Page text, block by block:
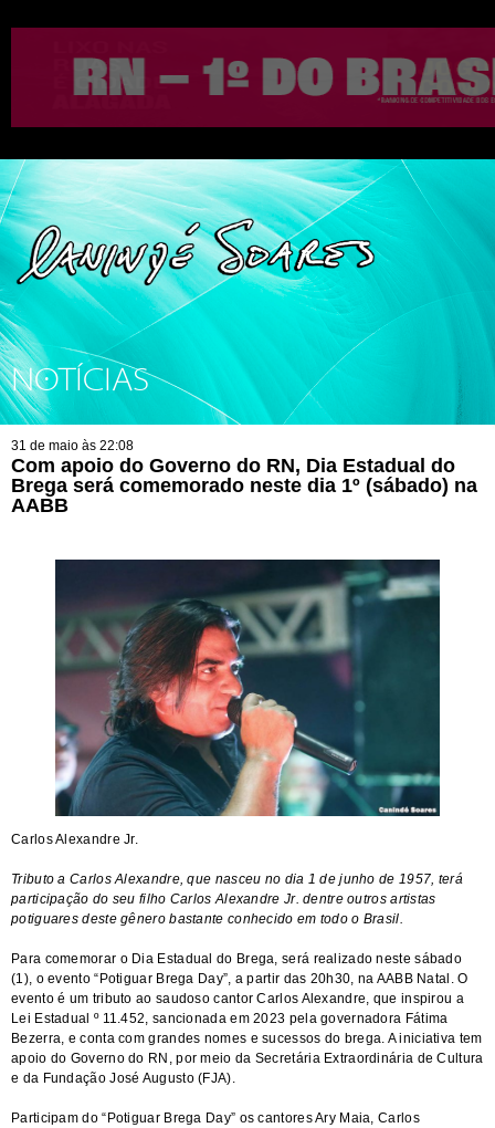
NOTÍCIAS
31 de maio às 22:08
Com apoio do Governo do RN, Dia Estadual do
Brega será comemorado neste dia 1º (sábado) na
AABB
Carlos Alexandre Jr.
Tributo a Carlos Alexandre, que nasceu no dia 1 de junho de 1957, terá
participação do seu filho Carlos Alexandre Jr. dentre outros artistas
potiguares deste gênero bastante conhecido em todo o Brasil.
Para comemorar o Dia Estadual do Brega, será realizado neste sábado
(1), o evento “Potiguar Brega Day”, a partir das 20h30, na AABB Natal. O
evento é um tributo ao saudoso cantor Carlos Alexandre, que inspirou a
Lei Estadual º 11.452, sancionada em 2023 pela governadora Fátima
Bezerra, e conta com grandes nomes e sucessos do brega. A iniciativa tem
apoio do Governo do RN, por meio da Secretária Extraordinária de Cultura
e da Fundação José Augusto (FJA).
Participam do “Potiguar Brega Day” os cantores Ary Maia, Carlos